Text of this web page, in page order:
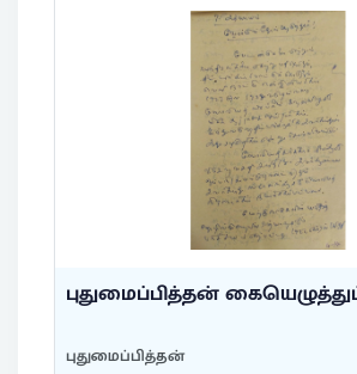
புதுமைப்பித்தன்
புதுமைப்பித்தன்